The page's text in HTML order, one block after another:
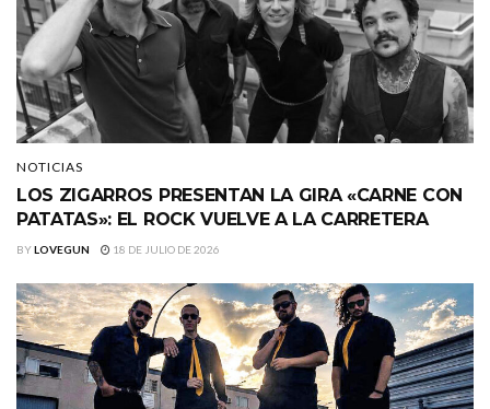
NOTICIAS
LOS ZIGARROS PRESENTAN LA GIRA «CARNE CON
PATATAS»: EL ROCK VUELVE A LA CARRETERA
BYLOVEGUN 18 DE JULIO DE 2026